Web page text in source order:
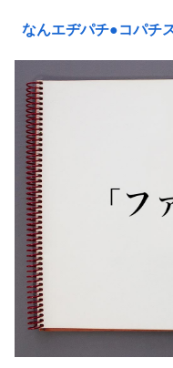
なんエヂパチ●コパチ